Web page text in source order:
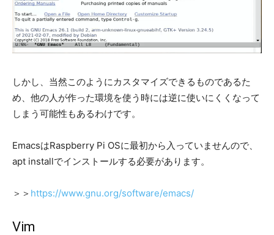
しかし、当然このようにカスタマイズできるものであるた
め、他の人が作った環境を使う時には逆に使いにくくなって
しまう可能性もあるわけです。
EmacsはRaspberry Pi OSに最初から入っていませんので、
apt installでインストールする必要があります。
＞＞ https://www.gnu.org/software/emacs/
Vim